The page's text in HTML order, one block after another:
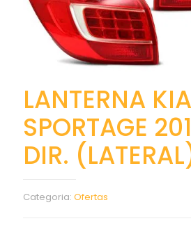
LANTERNA
SPORTAGE
DIR.
Categoria: Ofertas